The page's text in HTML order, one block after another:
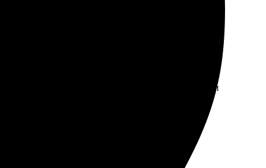
добавила фотографии. Все сделано быстро и
всем!